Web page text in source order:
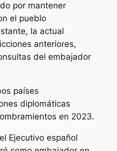
por mantener
el pueblo
la actual
anteriores,
del embajador
países
diplomáticas
en 2023.
Ejecutivo español